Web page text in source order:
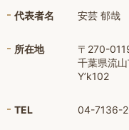
代表者名 安芸 郁哉
所在地
〒270-
千葉県流
Y’k102
TEL 04-7136-